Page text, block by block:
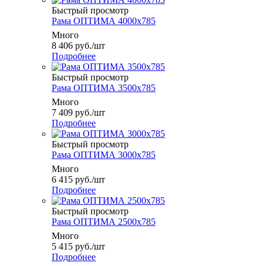
Быстрый просмотр
Рама ОПТИМА 4000x785
Много
8 406 руб./шт
Подробнее
Быстрый просмотр
Рама ОПТИМА 3500x785
Много
7 409 руб./шт
Подробнее
Быстрый просмотр
Рама ОПТИМА 3000x785
Много
6 415 руб./шт
Подробнее
Быстрый просмотр
Рама ОПТИМА 2500x785
Много
5 415 руб./шт
Подробнее